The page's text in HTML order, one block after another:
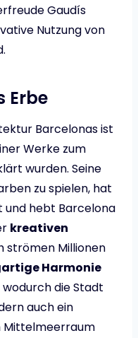
Gaudís
Nutzung von
Erbe
Barcelonas ist
Werke zum
wurden. Seine
zu spielen, hat
hebt Barcelona
kreativen
strömen Millionen
Harmonie
die Stadt
auch ein
Mittelmeerraum